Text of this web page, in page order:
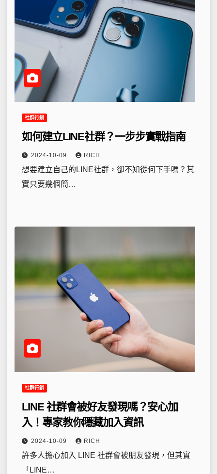
社群行銷
如何建立LINE社群？一步步實戰指南
2024-10-09 RICH
想要建立自己的LINE社群，卻不知從何下手嗎？其
實只要幾個簡…
社群行銷
LINE 社群會被好友發現嗎？安心加
入！專家教你隱藏加入資訊
2024-10-09 RICH
許多人擔心加入 LINE 社群會被朋友發現，但其實
「LINE…